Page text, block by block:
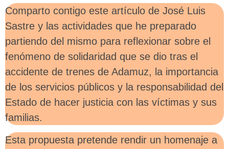
Comparto contigo este artículo de José Luis
Sastre y las actividades que he preparado
partiendo del mismo para reflexionar sobre el
fenómeno de solidaridad que se dio tras el
accidente de trenes de Adamuz, la importancia
de los servicios públicos y la responsabilidad del
Estado de hacer justicia con las víctimas y sus
familias.
Esta propuesta pretende rendir un homenaje a